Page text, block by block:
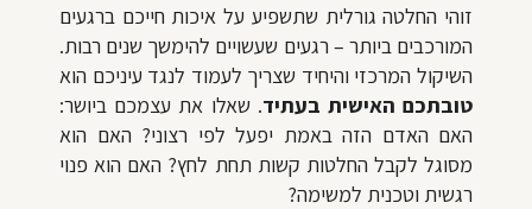
זוהי החלטה גורלית שתשפיע על איכות חייכם ברגעים
המורכבים ביותר – רגעים שעשויים להימשך שנים רבות.
השיקול המרכזי והיחיד שצריך לעמוד לנגד עיניכם הוא
טובתכם האישית בעתיד. שאלו את עצמכם ביושר:
האם האדם הזה באמת יפעל לפי רצוני? האם הוא
מסוגל לקבל החלטות קשות תחת לחץ? האם הוא פנוי
רגשית וטכנית למשימה?